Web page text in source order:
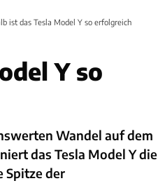
ist das Tesla Model Y so erfolgreich
Y so
Wandel auf dem
das Tesla Model Y die
Spitze der